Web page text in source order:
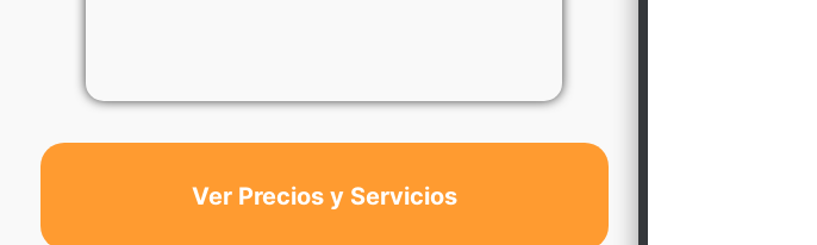
Ver Precios y Servicios